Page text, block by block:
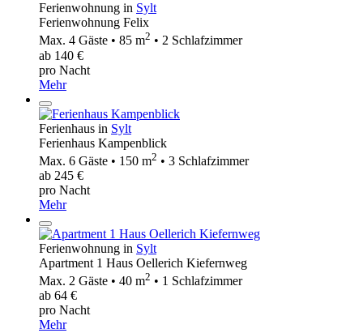
Ferienwohnung in Sylt
Ferienwohnung Felix
Max. 4 Gäste • 85 m2 • 2 Schlafzimmer
ab 140 €
pro Nacht
Mehr
Ferienhaus in Sylt
Ferienhaus Kampenblick
Max. 6 Gäste • 150 m2 • 3 Schlafzimmer
ab 245 €
pro Nacht
Mehr
Ferienwohnung in Sylt
Apartment 1 Haus Oellerich Kiefernweg
Max. 2 Gäste • 40 m2 • 1 Schlafzimmer
ab 64 €
pro Nacht
Mehr